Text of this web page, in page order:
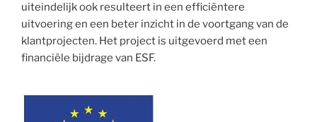
uiteindelijk ook resulteert in een efficiëntere
uitvoering en een beter inzicht in de voortgang van de
klantprojecten. Het project is uitgevoerd met een
financiële bijdrage van ESF.